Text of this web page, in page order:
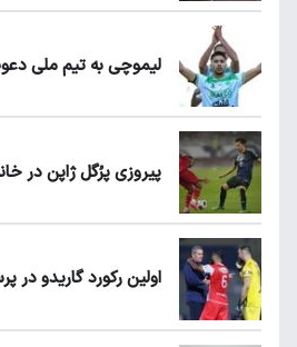
لیموچی به تیم ملی
پیروزی پرُگل ژاپن در
اولین رکورد گاریدو در